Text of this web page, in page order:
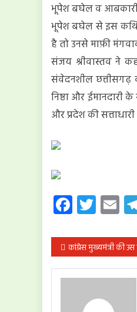
भूपेश बघेल व आबकारी
भूपेश बघेल से इस
है तो उनसे माफ़ी
संजय श्रीवास्तव ने
संवेदनशील छत्तीसगढ़
निष्ठा और ईमानदारी
और प्रदेश की
पोस्ट
नेविगेशन
कांग्रेस मुख्यमंत्री की उस कुरते या जैकेट को ढूंढ़ लें जिसकी जेब में सबूत